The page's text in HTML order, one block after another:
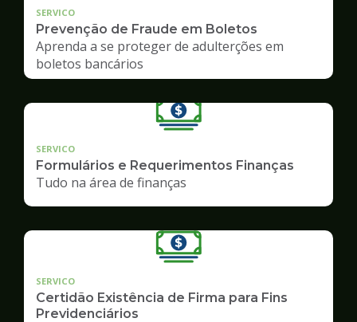
SERVICO
Prevenção de Fraude em Boletos
Aprenda a se proteger de adulterções em
boletos bancários
SERVICO
Formulários e Requerimentos Finanças
Tudo na área de finanças
SERVICO
Certidão Existência de Firma para Fins
Previdenciários